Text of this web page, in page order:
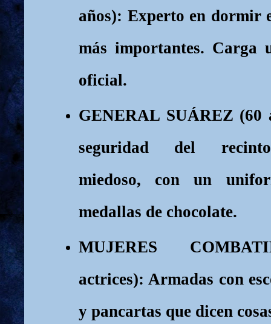
años): Experto en dormir
más importantes. Carga
oficial.
GENERAL SUÁREZ (60
seguridad del
miedoso, con un
medallas de chocolate.
MUJERES
actrices): Armadas con
y pancartas que dicen